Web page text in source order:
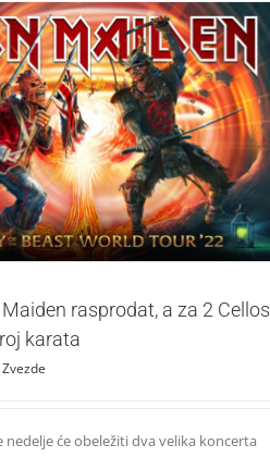
rasprodat, a za 2 Cellos ostao mali broj
karata
Zvezde
rasprodat, a za 2 Cellos
karata
Zvezde
nedelje će obeležiti dva velika koncerta